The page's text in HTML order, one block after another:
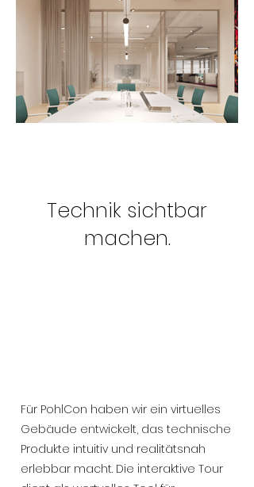
Technik sichtbar
machen.
Für PohlCon haben wir ein virtuelles
Gebäude entwickelt, das technische
Produkte intuitiv und realitätsnah
erlebbar macht. Die interaktive Tour